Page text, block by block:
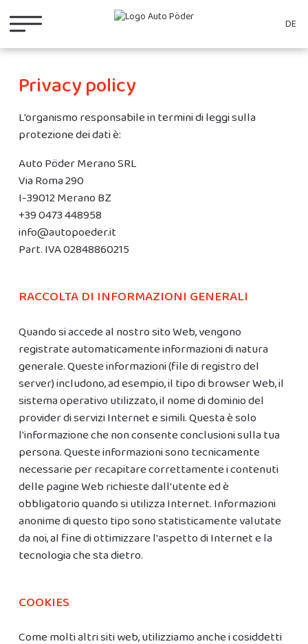
Privacy policy
L'organismo responsabile in termini di leggi sulla
protezione dei dati è:
Auto Pöder Merano SRL
Via Roma 290
I-39012 Merano BZ
+39 0473 448958
info@autopoeder.it
Part. IVA 02848860215
RACCOLTA DI INFORMAZIONI GENERALI
Quando si accede al nostro sito Web, vengono
registrate automaticamente informazioni di natura
generale. Queste informazioni (file di registro del
server) includono, ad esempio, il tipo di browser Web, il
sistema operativo utilizzato, il nome di dominio del
provider di servizi Internet e simili. Questa è solo
l'informazione che non consente conclusioni sulla tua
persona. Queste informazioni sono tecnicamente
necessarie per recapitare correttamente i contenuti
delle pagine Web richieste dall'utente ed è
obbligatorio quando si utilizza Internet. Informazioni
anonime di questo tipo sono statisticamente valutate
da noi, al fine di ottimizzare l'aspetto di Internet e la
tecnologia che sta dietro.
COOKIES
Come molti altri siti web, utilizziamo anche i cosiddetti
DE